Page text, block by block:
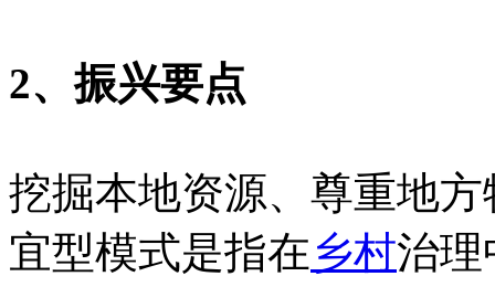
2、振兴要点
挖掘本地资源、尊重地
宜型模式是指在乡村治理